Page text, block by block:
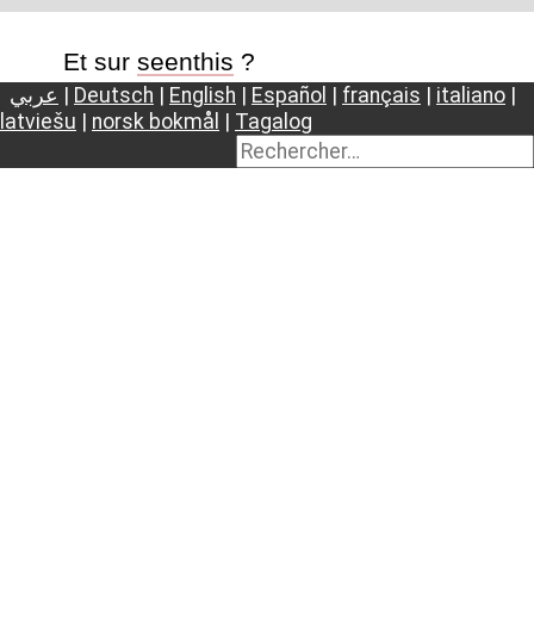
Et sur seenthis ?
عربي | Deutsch | English | Español | français | italiano |
latviešu | norsk bokmål | Tagalog